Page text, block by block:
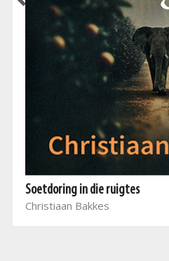
Soetdoring in die ruigtes
Christiaan Bakkes